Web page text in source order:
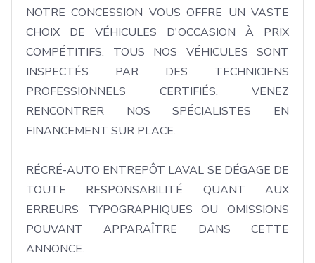
NOTRE CONCESSION VOUS OFFRE UN VASTE
CHOIX DE VÉHICULES D'OCCASION À PRIX
COMPÉTITIFS. TOUS NOS VÉHICULES SONT
INSPECTÉS PAR DES TECHNICIENS
PROFESSIONNELS CERTIFIÉS. VENEZ
RENCONTRER NOS SPÉCIALISTES EN
FINANCEMENT SUR PLACE.
RÉCRÉ-AUTO ENTREPÔT LAVAL SE DÉGAGE DE
TOUTE RESPONSABILITÉ QUANT AUX
ERREURS TYPOGRAPHIQUES OU OMISSIONS
POUVANT APPARAÎTRE DANS CETTE
ANNONCE.